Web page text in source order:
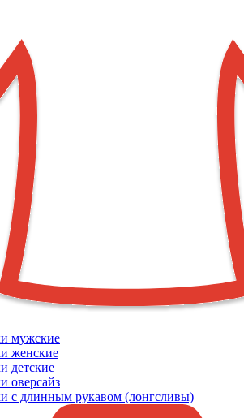
мужские
женские
детские
оверсайз
с длинным рукавом (лонгсливы)